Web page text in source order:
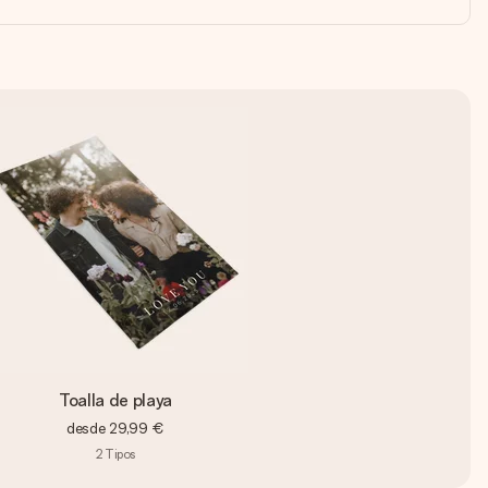
Toalla de playa
desde 29,99 €
2 Tipos